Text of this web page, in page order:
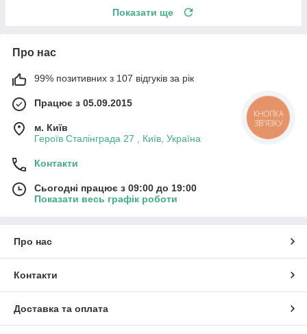
Показати ще
Про нас
99% позитивних з 107 відгуків за рік
Працює з 05.09.2015
м. Київ
Героїв Сталінграда 27 , Київ, Україна
Контакти
Сьогодні працює з 09:00 до 19:00
Показати весь графік роботи
Про нас
Контакти
Доставка та оплата
КНОПКА
ЗВ'ЯЗКУ